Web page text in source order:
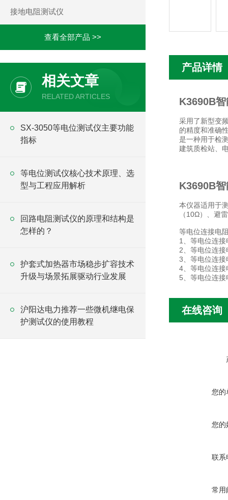
接地电阻测试仪
查看全部产品 >>
相关文章
RELATED ARTICLES
SX-3050等电位测试仪主要功能
指标
等电位测试仪核心技术原理、选
型与工程应用解析
回路电阻测试仪的原理和结构是
怎样的？
护套式加热器市场稳步扩容技术
升级与场景拓展驱动行业发展
沪阳达电力推荐一些微机继电保
护测试仪的使用教程
产品详情
K3690B
采用了新型变
的精度和准确
是一种用于检
建筑质检站、
K3690B
本仪器适用于
（10Ω）、避
等电位连接电
1、等电位连
2、等电位连
3、等电位连
4、等电位连
5、等电位连
在线咨询
您的
您的
联系
常用